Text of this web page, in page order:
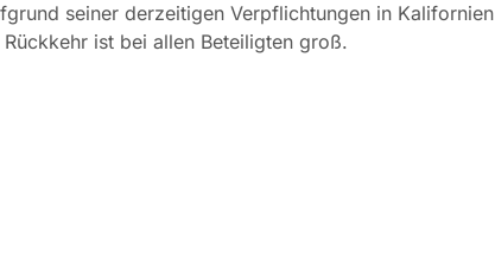
seiner derzeitigen Verpflichtungen in Kalifornien
ist bei allen Beteiligten groß.